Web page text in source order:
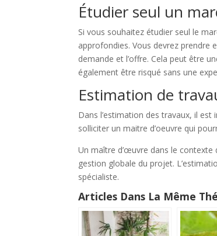
Étudier seul un
Si vous souhaitez étudier seul le
approfondies. Vous devrez prendre
demande et l’offre. Cela peut être
également être risqué sans une
Estimation de
Dans l’estimation des travaux, il
solliciter un maitre d’oeuvre qui
Un maître d’œuvre dans le
gestion globale du projet.
spécialiste.
Articles Dans La Même